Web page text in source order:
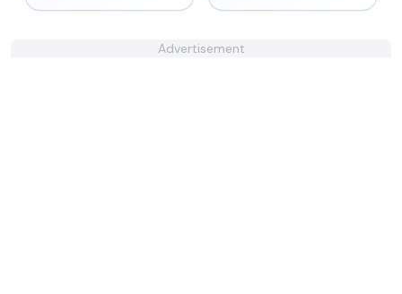
Advertisement